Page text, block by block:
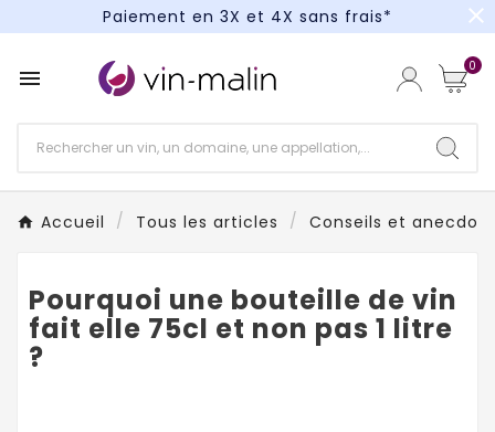
Paiement en 3X et 4X sans frais*
Paiement en 3X et 4X sans frais*
close
 0
Accueil Tous les articles Conseils et
Pourquoi une bouteille de vin
fait elle 75cl et non pas 1 litre
?